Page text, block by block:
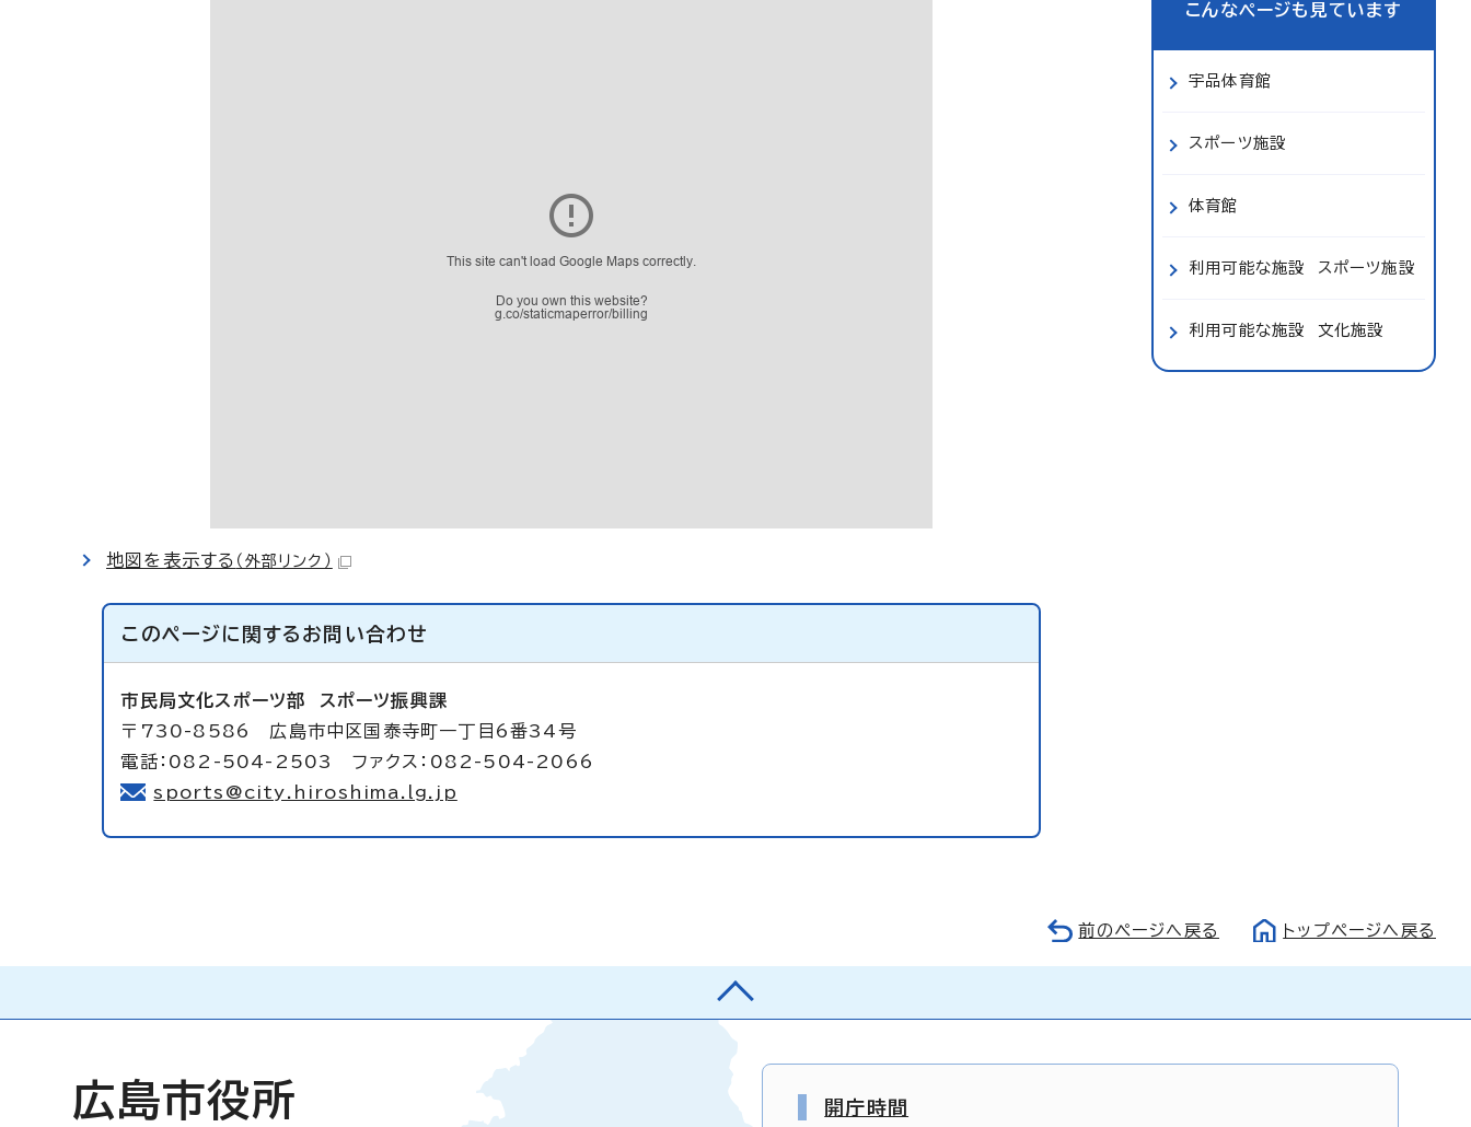
地図を表示する （外部リンク）
このページに関する お問い合わせ
市民局文化スポーツ部 スポーツ振興課
〒730-8586 広島市中区国泰寺町一丁目6番34号
電話：082-504-2503 ファクス：082-504-2066
sports@city.hiroshima.lg.jp
こんなページも見ています
宇品体育館
スポーツ施設
体育館
利用可能な施設 スポーツ施設
利用可能な施設 文化施設
前のページへ戻る トップページへ戻る
広島市役所 開庁時間